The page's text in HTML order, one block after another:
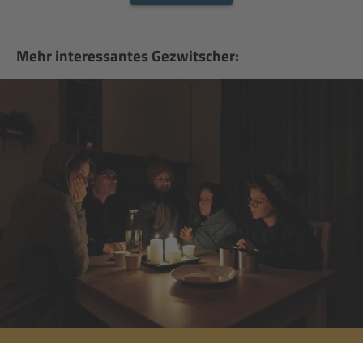
Mehr interessantes Gezwitscher: